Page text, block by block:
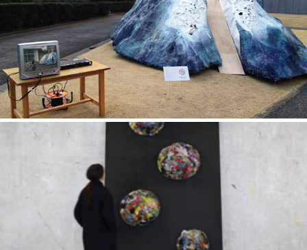
自分の足で歩くまで
PERSONAL FILE NO.1-4